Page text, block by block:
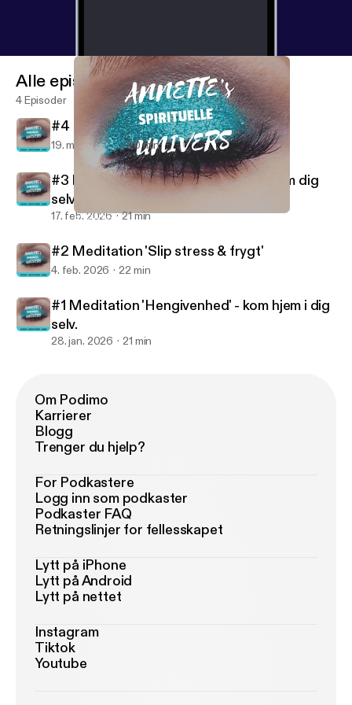
#1 Meditation 'Hengivenhed' - kom hjem i dig selv.
Alle episoder
4 Episoder
#4 Meditation 'Åbn din seksualitet'
19. mars 2026 20 min
#3 Meditation 'Slip negative tanker om dig
selv'
17. feb. 2026 21 min
#2 Meditation 'Slip stress & frygt'
4. feb. 2026 22 min
#1 Meditation 'Hengivenhed' - kom hjem i dig
selv.
28. jan. 2026 21 min
Om Podimo
Karrierer
Blogg
Trenger du hjelp?
For Podkastere
Logg inn som podkaster
Podkaster FAQ
Retningslinjer for fellesskapet
Lytt på iPhone
Lytt på Android
Lytt på nettet
Instagram
Tiktok
Youtube